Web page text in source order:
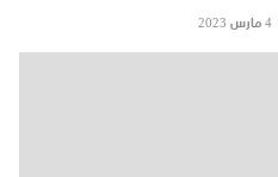
4 مارس 2023